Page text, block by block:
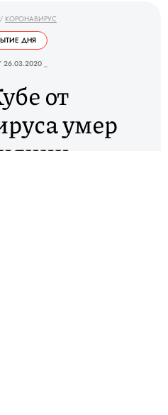
/ КОРОНАВИРУС
ДНЯ
26.03.2020 _
от
умер